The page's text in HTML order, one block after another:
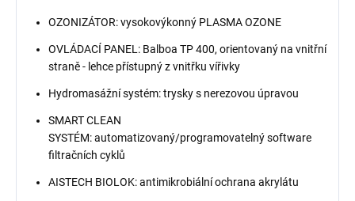
OZONIZÁTOR: vysokovýkonný PLASMA OZONE
OVLÁDACÍ PANEL: Balboa TP 400, orientovaný na vnitřní
straně - lehce přístupný z vnitřku vířivky
Hydromasážní systém: trysky s nerezovou úpravou
SMART CLEAN
SYSTÉM: automatizovaný/programovatelný software
filtračních cyklů
AISTECH BIOLOK: antimikrobiální ochrana akrylátu